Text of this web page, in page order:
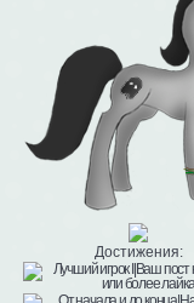
Достижения: